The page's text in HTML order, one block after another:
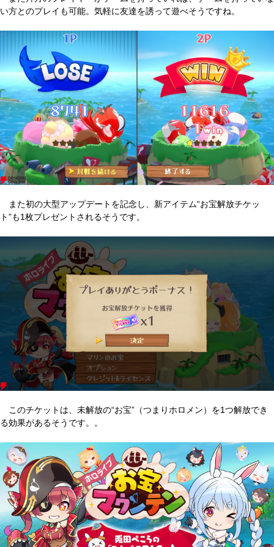
い方とのプレイも可能。気軽に友達を誘って遊べそうですね。
また初の大型アップデートを記念し、新アイテム“お宝解放チケッ
ト”も1枚プレゼントされるそうです。
このチケットは、未解放の“お宝”（つまりホロメン）を1つ解放でき
る効果があるそうです。。